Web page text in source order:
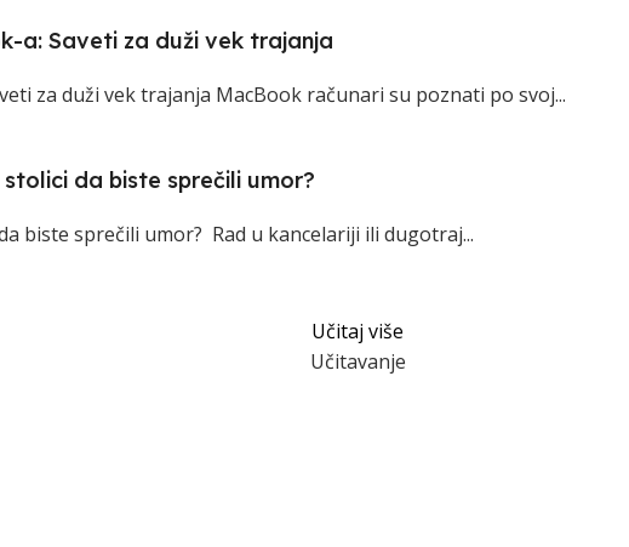
a: Saveti za duži vek trajanja
za duži vek trajanja MacBook računari su poznati po svoj...
da biste sprečili umor?
biste sprečili umor? Rad u kancelariji ili dugotraj...
Učitaj više
Učitavanje